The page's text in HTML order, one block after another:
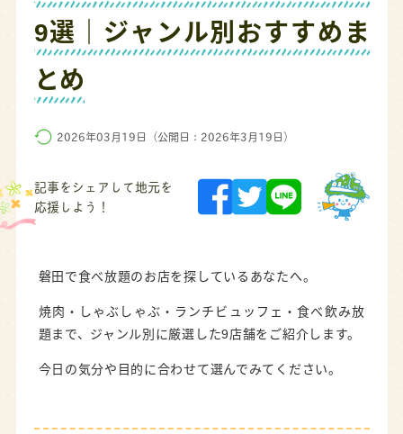
9選｜ジャンル別おすすめま
とめ
2026年03月19日（公開日：2026年3月19日）
記事をシェアして地元を
応援しよう！
磐田で食べ放題のお店を探しているあなたへ。
焼肉・しゃぶしゃぶ・ランチビュッフェ・食べ飲み放
題まで、ジャンル別に厳選した9店舗をご紹介します。
今日の気分や目的に合わせて選んでみてください。